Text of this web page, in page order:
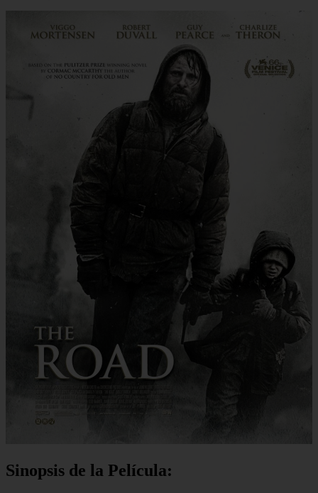
Sinopsis de la Película: